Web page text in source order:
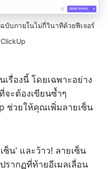
บับภายในไม่กี่วินาทีด้วยฟีเจอร์
รื่องนี้ โดยเฉพาะอย่าง
ะต้องเขียนซ้ำๆ
ช่วยให้คุณเพิ่มลายเซ็น
ซ็น' และว้าว! ลายเซ็น
ากฏที่ท้ายอีเมลเลื่อน